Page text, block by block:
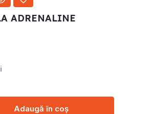
ADRENALINE
Adaugă în coș